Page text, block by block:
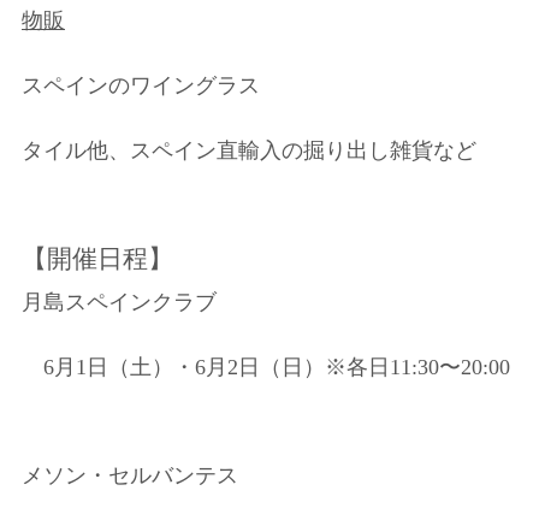
物販
スペインのワイングラス
タイル他、スペイン直輸入の掘り出し雑貨など
【開催日程】
月島スペインクラブ
6月1日（土）・6月2日（日）※各日11:30〜20:00
メソン・セルバンテス